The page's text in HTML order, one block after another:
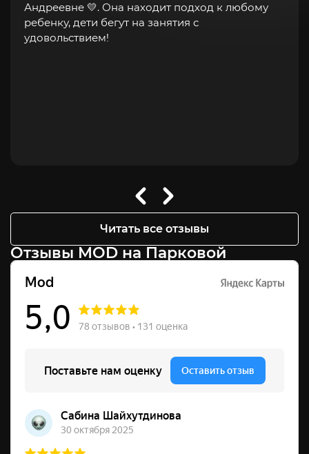
Андреевне 💛. Она находит подход к любому
ребенку, дети бегут на занятия с
удовольствием!
Читать все отзывы
Отзывы MOD на Парковой